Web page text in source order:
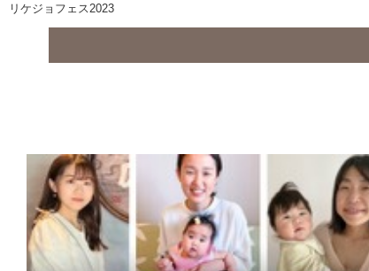
リケジョフェス2023